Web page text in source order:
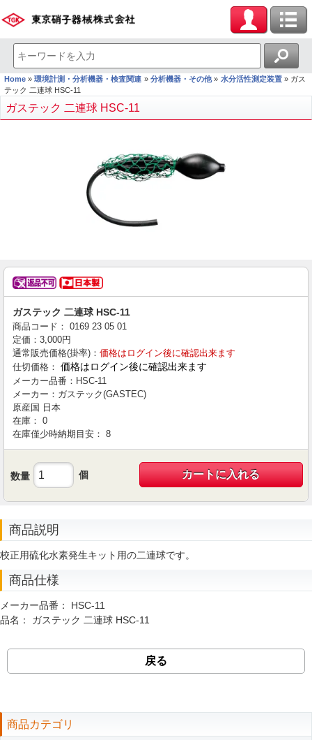
Home 環境計測・分析機器・検査関連 分析機器・その他 水分活性測定装置
ガス
テック 二連球 HSC-11
ガステック 二連球 HSC-11
ガステック 二連球 HSC-11
商品コード： 0169 23 05 01
定価： 3,000円
通常販売価格(掛率)： 価格はログイン後に確認出来ます
仕切価格： 価格はログイン後に確認出来ます
メーカー品番： HSC-11
メーカー： ガステック(GASTEC)
原産国 日本
在庫： 0
在庫僅少時納期目安： 8
数量 個 カートに入れる
商品説明
校正用硫化水素発生キット用の二連球です。
商品仕様
メーカー品番： HSC-11
品名： ガステック 二連球 HSC-11
戻る
商品カテゴリ